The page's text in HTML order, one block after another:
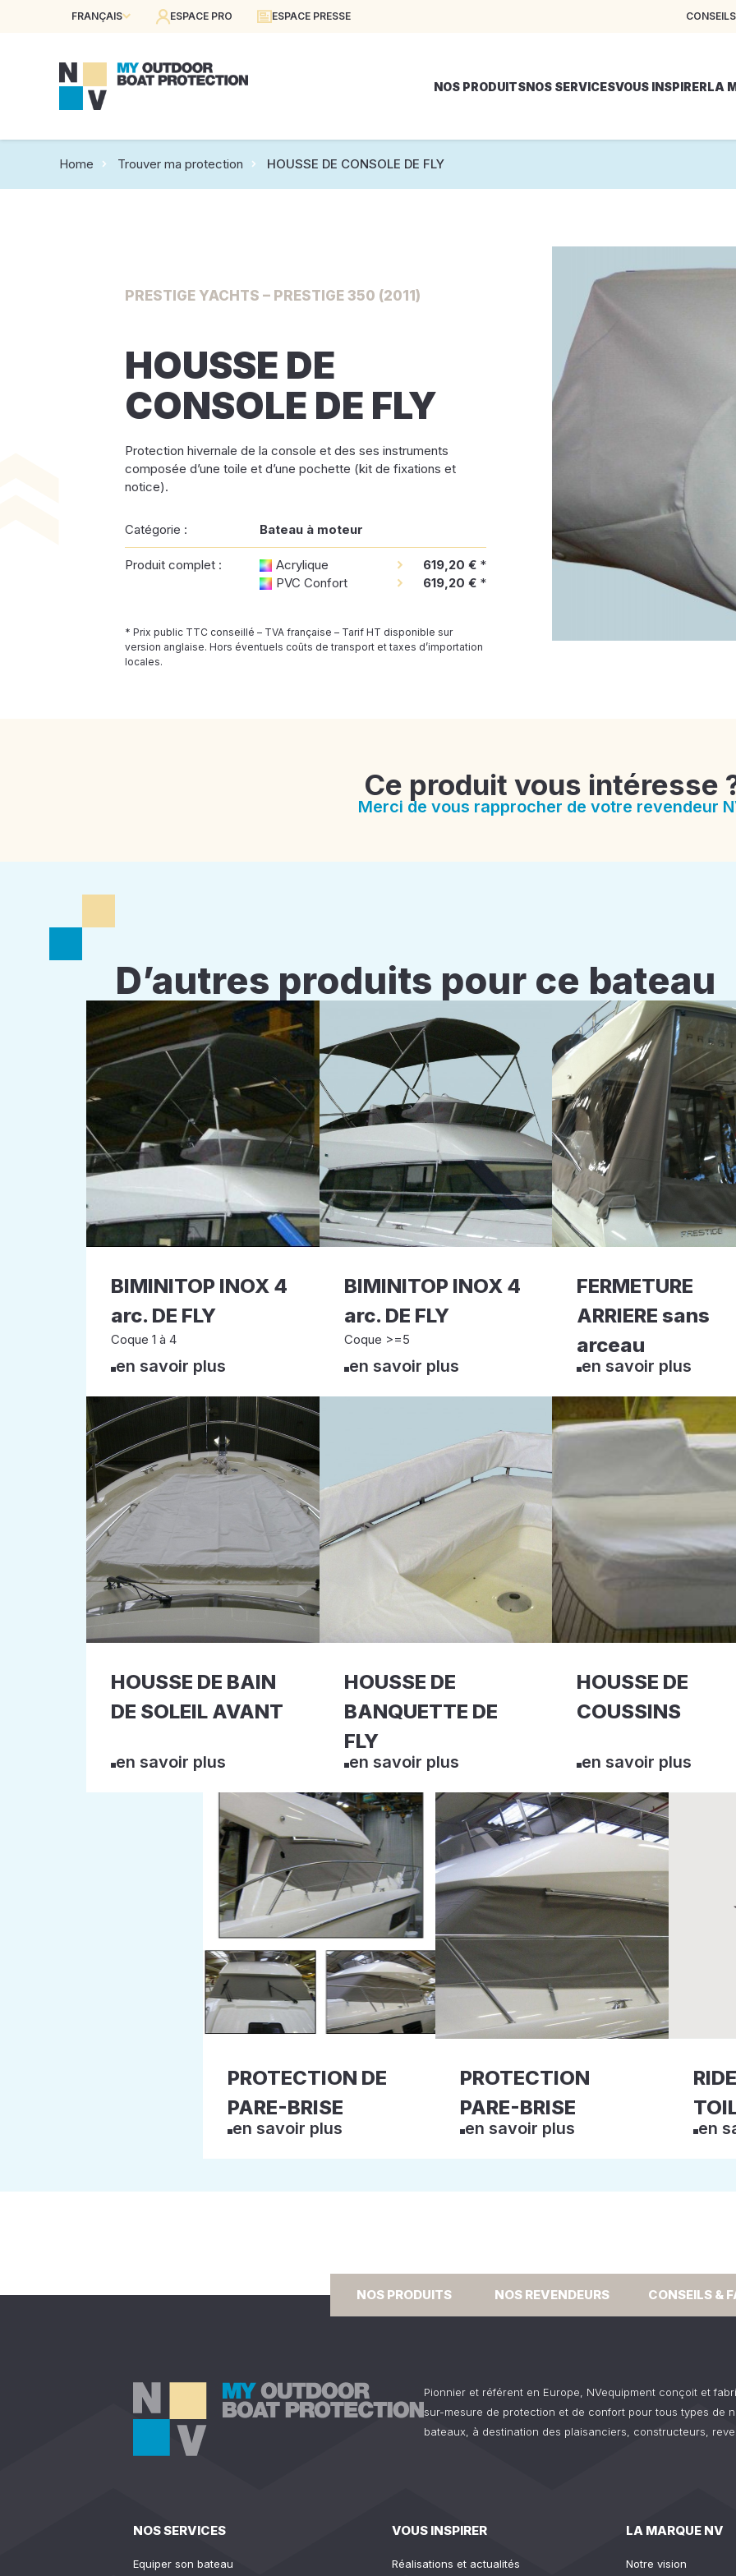
FRANÇAIS ESPACE PRO ESPACE PRESSE
NOS PRODUITSNOS SERVICESVOUS INSPIRERLA
Home Trouver ma protection HOUSSE DE CONSOLE DE FLY
PRESTIGE YACHTS – PRESTIGE 350 (2011)
HOUSSE DE
CONSOLE DE FLY
Protection hivernale de la console et des ses instruments
composée d’une toile et d’une pochette (kit de fixations et
notice).
Catégorie : Bateau à moteur
Produit complet : Acrylique 619,20 € *
PVC Confort
619,20 € *
* Prix public TTC conseillé – TVA française – Tarif HT disponible sur
version anglaise. Hors éventuels coûts de transport et taxes d’importation
locales.
Ce produit vous intéresse
Merci de vous rapprocher de votre revendeur
D’autres produits pour ce bateau
BIMINITOP INOX 4
arc. DE FLY
Coque 1 à 4
en savoir plus
BIMINITOP INOX 4
arc. DE FLY
Coque >=5
en savoir plus
FERMETURE
ARRIERE sans
arceau
en savoir plus
HOUSSE DE BAIN
DE SOLEIL AVANT
en savoir plus
HOUSSE DE
BANQUETTE DE
FLY
en savoir plus
HOUSSE DE
COUSSINS
en savoir plus
PROTECTION DE
PARE-BRISE
en savoir plus
PROTECTION
PARE-BRISE
en savoir plus en
NOS PRODUITS NOS REVENDEURS CONSEILS &
Pionnier et référent en Europe, NVequipment conçoit et
sur-mesure de protection et de confort pour tous types de
bateaux, à destination des plaisanciers, constructeurs,
NOS SERVICES
Equiper son bateau
VOUS INSPIRER
Réalisations et actualités
LA MARQUE NV
Notre vision